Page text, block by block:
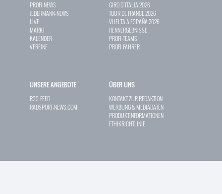
PROFI-NEWS
JEDERMANN-NEWS
LIVE
MARKT
KALENDER
VEREINE
GIRO D`ITALIA 2026
TOUR DE FRANCE 2026
VUELTA A ESPAÑA 2026
RENNERGEBNISSE
PROFI-TEAMS
PROFI-FAHRER
UNSERE ANGEBOTE
RSS-FEED
RADSPORT-NEWS.COM
ÜBER UNS
KONTAKT ZUR REDAKTION
WERBUNG & MEDIADATEN
PRODUKTINFORMATIONEN
ETHIKRICHTLINIE